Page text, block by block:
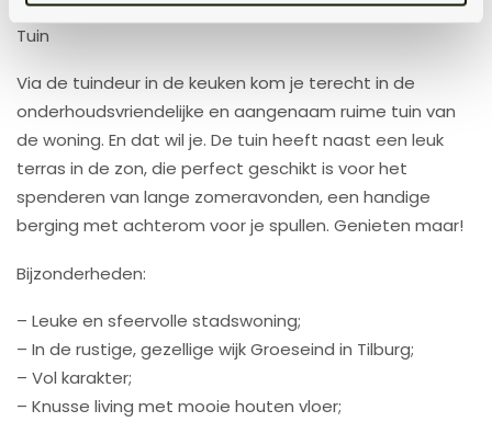
Tuin
Via de tuindeur in de keuken kom je terecht in de
onderhoudsvriendelijke en aangenaam ruime tuin van
de woning. En dat wil je. De tuin heeft naast een leuk
terras in de zon, die perfect geschikt is voor het
spenderen van lange zomeravonden, een handige
berging met achterom voor je spullen. Genieten maar!
Bijzonderheden:
– Leuke en sfeervolle stadswoning;
– In de rustige, gezellige wijk Groeseind in Tilburg;
– Vol karakter;
– Knusse living met mooie houten vloer;